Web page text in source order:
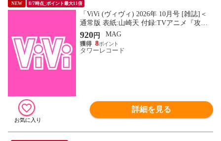
NEW 8/7時点_ポイント最大11倍
「ViVi (ヴィヴィ) 2026年 10月号 [雑誌]＜
通常版 表紙:山崎天 付録:TVアニメ『攻殻
機動隊 THE GHOST IN THE SHELL』ステ
ッカー」 Magazine
920円
MAG
8
タワーレコード
詳細を見る